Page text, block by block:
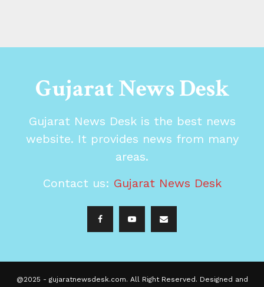
Gujarat News Desk
Gujarat News Desk is the best news
website. It provides news from many
areas.
Contact us: Gujarat News Desk
@2025 - gujaratnewsdesk.com. All Right Reserved. Designed and